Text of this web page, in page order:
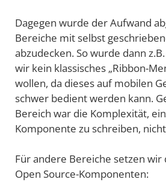
Dagegen wurde der Aufwand
Bereiche mit selbst
abzudecken. So wurde dann
wir kein klassisches „Ribbon-
wollen, da dieses auf mobilen
schwer bedient werden kann.
Bereich war die Komplexität,
Komponente zu schreiben,
Für andere Bereiche setzen wir
Open Source-Komponenten: